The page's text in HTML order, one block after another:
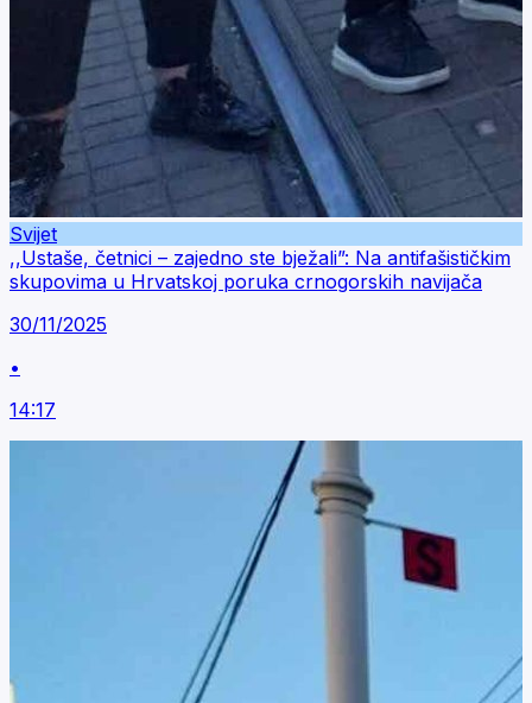
Svijet
,,Ustaše, četnici – zajedno ste bježali”: Na antifašističkim
skupovima u Hrvatskoj poruka crnogorskih navijača
30/11/2025
•
14:17